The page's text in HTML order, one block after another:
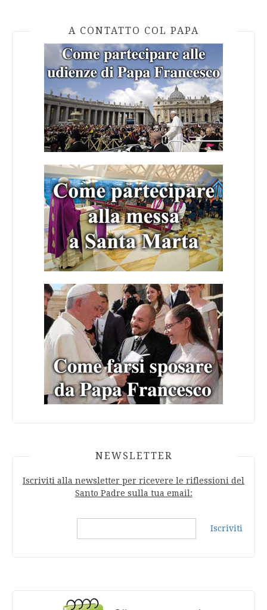
A CONTATTO COL PAPA
NEWSLETTER
Iscriviti alla newsletter per ricevere le riflessioni del
Santo Padre sulla tua email:
Iscriviti